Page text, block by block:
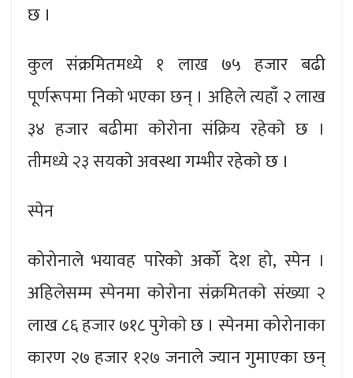
छ ।
कुल संक्रमितमध्ये १ लाख ७५ हजार बढी
पूर्णरूपमा निकाे भएका छन् । अहिले त्यहाँ २ लाख
३४ हजार बढीमा काेराेना संक्रिय रहेकाे छ ।
तीमध्ये २३ सयकाे अवस्था गम्भीर रहेकाे छ ।
स्पेन
कोरोनाले भयावह पारेको अर्को देश हो, स्पेन ।
अहिलेसम्म स्पेनमा काेराेना संक्रमितकाे संख्या २
लाख ८६ हजार ७१८ पुगेकाे छ । स्पेनमा कोरोनाका
कारण २७ हजार १२७ जनाले ज्यान गुमाएका छन्